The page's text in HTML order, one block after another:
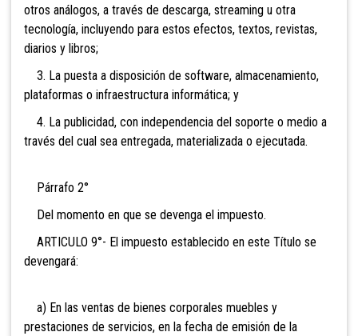
otros análogos, a través de descarga, streaming u otra
tecnología, incluyendo para estos efectos, textos, revistas,
diarios y libros;
3. La puesta a disposición de software, almacenamiento,
plataformas o infraestructura informática; y
4. La publicidad, con independencia del soporte o medio a
través del cual sea entregada, materializada o ejecutada.
Párrafo 2°
Del momento en que se devenga el impuesto.
ARTICULO 9°- El impuesto establecido en este Título se
devengará:
a) En las ventas de bienes corporales muebles y
prestaciones de servicios, en la fecha de emisión de la